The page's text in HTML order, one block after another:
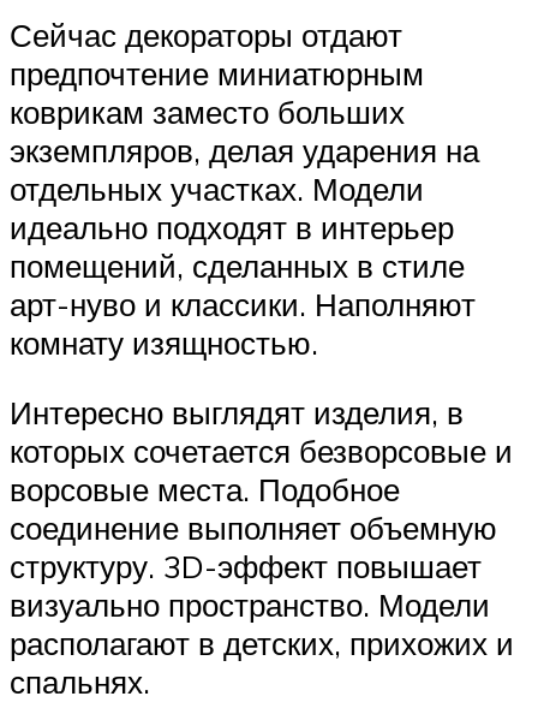
Сейчас декораторы отдают
предпочтение миниатюрным
коврикам заместо больших
экземпляров, делая ударения на
отдельных участках. Модели
идеально подходят в интерьер
помещений, сделанных в стиле
арт-нуво и классики. Наполняют
комнату изящностью.
Интересно выглядят изделия, в
которых сочетается безворсовые и
ворсовые места. Подобное
соединение выполняет объемную
структуру. 3D-эффект повышает
визуально пространство. Модели
располагают в детских, прихожих и
спальнях.